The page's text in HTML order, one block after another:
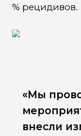
% рецидивов.
«Мы
внесли